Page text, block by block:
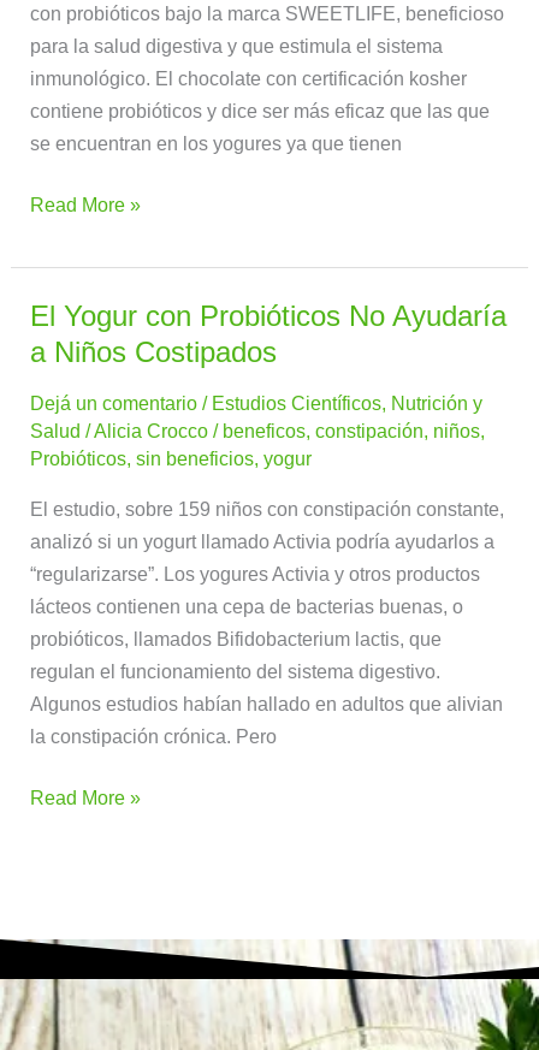
con probióticos bajo la marca SWEETLIFE, beneficioso
para la salud digestiva y que estimula el sistema
inmunológico. El chocolate con certificación kosher
contiene probióticos y dice ser más eficaz que las que
se encuentran en los yogures ya que tienen
Read More »
El Yogur con Probióticos No Ayudaría
a Niños Costipados
Dejá un comentario / Estudios Científicos, Nutrición y
Salud /Alicia Crocco/ beneficos,constipación, niños,
Probióticos,sin beneficios,yogur
El estudio, sobre 159 niños con constipación constante,
analizó si un yogurt llamado Activia podría ayudarlos a
“regularizarse”. Los yogures Activia y otros productos
lácteos contienen una cepa de bacterias buenas, o
probióticos, llamados Bifidobacterium lactis, que
regulan el funcionamiento del sistema digestivo.
Algunos estudios habían hallado en adultos que alivian
la constipación crónica. Pero
El
Yogur
Probióticos
No
a
Niños
Costipados
Read More »